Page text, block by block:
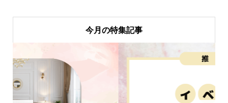
今月の特集記事